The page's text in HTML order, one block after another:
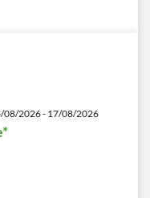
08/2026 - 17/08/2026